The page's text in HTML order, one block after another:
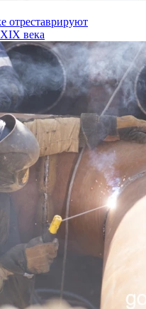
отреставрируют
века